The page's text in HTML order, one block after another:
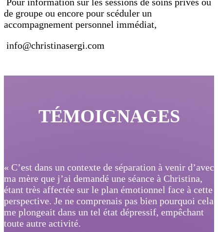
de groupe ou encore pour scéduler un
accompagnement personnel immédiat,
info@christinasergi.com
TÉMOIGNAGES
« C’est dans un contexte de séparation à venir d’avec
ma mère que j’ai demandé une séance à Christina,
étant très affectée sur le plan émotionnel face à cette
perspective. Je ne comprenais pas bien pourquoi cela
me plongeait dans un tel état dépressif, empêchant
toute autre activité.